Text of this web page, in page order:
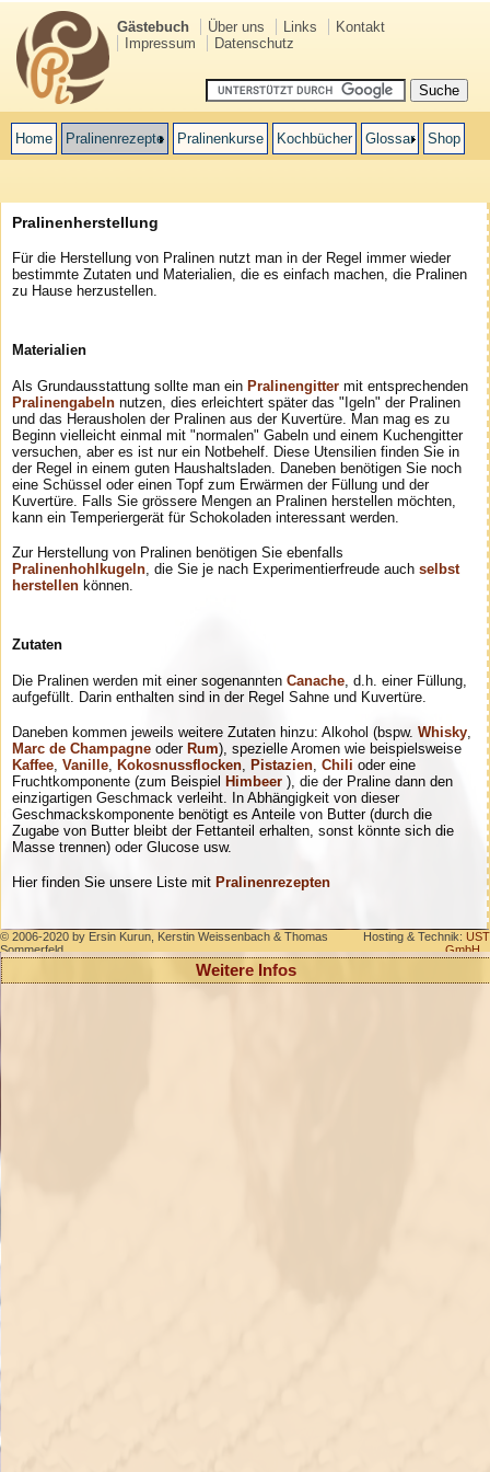
Gästebuch Über uns Links
Kontakt
Impressum
Datenschutz
Home Pralinenrezepte Pralinenkurse Kochbücher Glossar Shop
Weitere Infos
Pralinenherstellung
Für die Herstellung von Pralinen nutzt man in der Regel immer wieder
bestimmte Zutaten und Materialien, die es einfach machen, die Pralinen
zu Hause herzustellen.
Materialien
Als Grundausstattung sollte man ein Pralinengitter mit entsprechenden
Pralinengabeln nutzen, dies erleichtert später das "Igeln" der Pralinen
und das Herausholen der Pralinen aus der Kuvertüre. Man mag es zu
Beginn vielleicht einmal mit "normalen" Gabeln und einem Kuchengitter
versuchen, aber es ist nur ein Notbehelf. Diese Utensilien finden Sie in
der Regel in einem guten Haushaltsladen. Daneben benötigen Sie noch
eine Schüssel oder einen Topf zum Erwärmen der Füllung und der
Kuvertüre. Falls Sie grössere Mengen an Pralinen herstellen möchten,
kann ein Temperiergerät für Schokoladen interessant werden.
Zur Herstellung von Pralinen benötigen Sie ebenfalls
Pralinenhohlkugeln, die Sie je nach Experimentierfreude auch selbst
herstellen können.
Zutaten
Die Pralinen werden mit einer sogenannten Canache, d.h. einer Füllung,
aufgefüllt. Darin enthalten sind in der Regel Sahne und Kuvertüre.
Daneben kommen jeweils weitere Zutaten hinzu: Alkohol (bspw. Whisky,
Marc de Champagne oder Rum), spezielle Aromen wie beispielsweise
Kaffee, Vanille, Kokosnussflocken, Pistazien, Chili oder eine
Fruchtkomponente (zum Beispiel Himbeer ), die der Praline dann den
einzigartigen Geschmack verleiht. In Abhängigkeit von dieser
Geschmackskomponente benötigt es Anteile von Butter (durch die
Zugabe von Butter bleibt der Fettanteil erhalten, sonst könnte sich die
Masse trennen) oder Glucose usw.
Hier finden Sie unsere Liste mit Pralinenrezepten
© 2006-2020 by Ersin Kurun, Kerstin Weissenbach & Thomas
Sommerfeld
Hosting & Technik: UST
GmbH